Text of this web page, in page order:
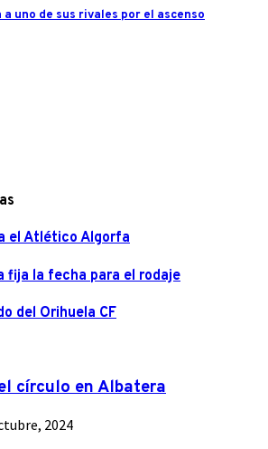
uno de sus rivales por el ascenso
el Atlético Algorfa
fija la fecha para el rodaje
del Orihuela CF
círculo en Albatera
2024